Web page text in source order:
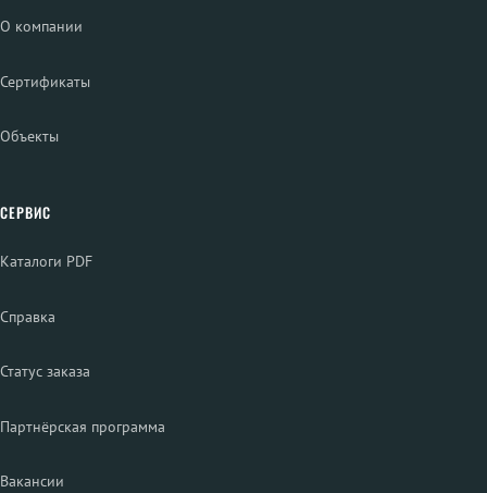
О компании
Сертификаты
Объекты
СЕРВИС
Каталоги PDF
Справка
Статус заказа
Партнёрская программа
Вакансии